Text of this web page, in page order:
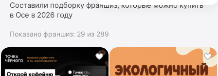
Составили подборку франшиз, которые можно купить
в Осе в 2026 году
Показано франшиз: 29 из 289